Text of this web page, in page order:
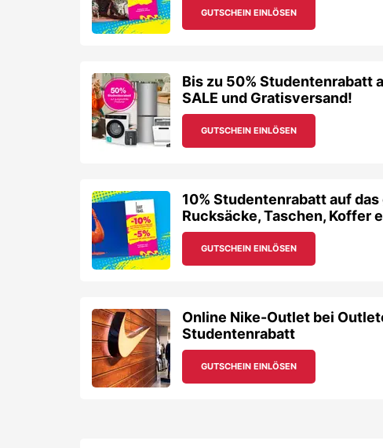
GUTSCHEIN EINLÖSEN
Bis zu 50% Studentenrabatt
SALE und Gratisversand!
GUTSCHEIN EINLÖSEN
10% Studentenrabatt auf
Rucksäcke, Taschen, Koffer
GUTSCHEIN EINLÖSEN
Online Nike-Outlet bei
Studentenrabatt
GUTSCHEIN EINLÖSEN